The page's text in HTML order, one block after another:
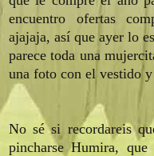
encuentro ofertas
ajajaja, así que ayer lo
parece toda una
una foto con el vestido
No sé si recordareis
pincharse Humira,